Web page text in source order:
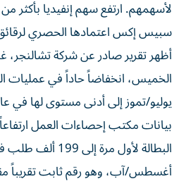
سبيس إكس اعتمادها الحصري لرقائق
أظهر تقرير صادر عن شركة
الخميس، انخفاضاً حاداً في عمليات
يوليو/تموز إلى أدنى مستوى لها في
بيانات مكتب إحصاءات العمل
البطالة لأول مرة
أغسطس/آب، وهو رقم ثابت تقريباً